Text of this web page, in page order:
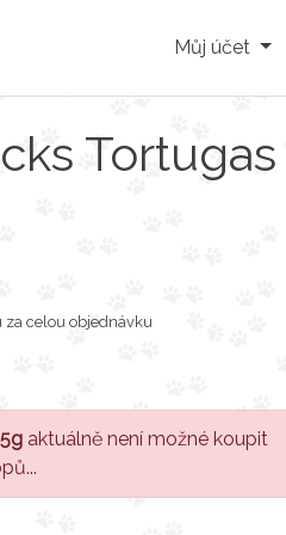
Můj účet
Tortugas
za celou objednávku
aktuálně není možné koupit